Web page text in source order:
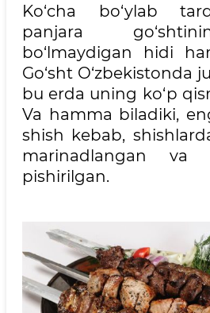
Ko‘cha bo‘ylab
panjara
bo‘lmaydigan hidi
Go‘sht O‘zbekistonda
bu erda uning ko‘p
Va hamma biladiki,
shish kebab,
marinadlangan va
pishirilgan.